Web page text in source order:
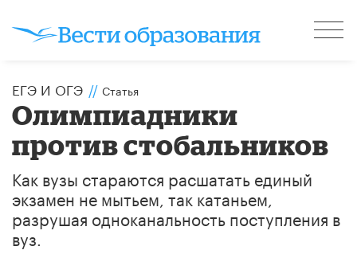
ЕГЭ И ОГЭ // Статья
Олимпиадники
против стобальников
Как вузы стараются расшатать единый
экзамен не мытьем, так катаньем,
разрушая одноканальность поступления в
вуз.